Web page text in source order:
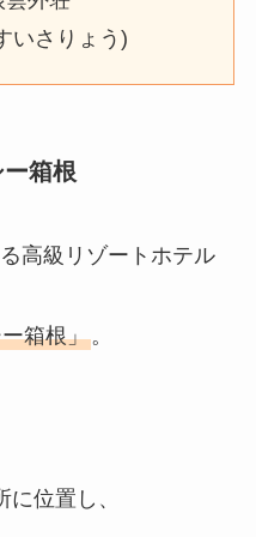
いさりょう)
箱根
高級リゾートホテル
箱根」。
位置し、